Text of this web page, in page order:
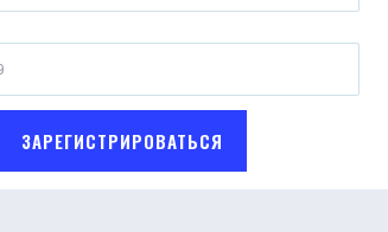
ЗАРЕГИСТРИРОВАТЬСЯ